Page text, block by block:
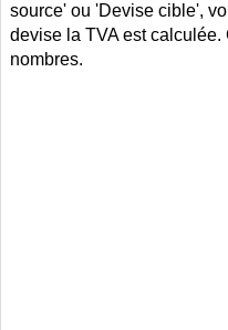
source' ou 'Devise cible',
devise la TVA est
nombres.